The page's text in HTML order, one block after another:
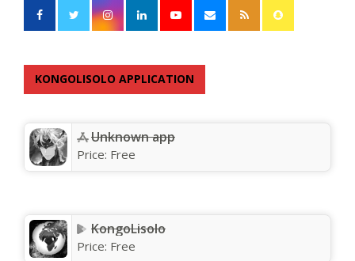
KONGOLISOLO APPLICATION
Unknown app
Price: Free
KongoLisolo
Price: Free